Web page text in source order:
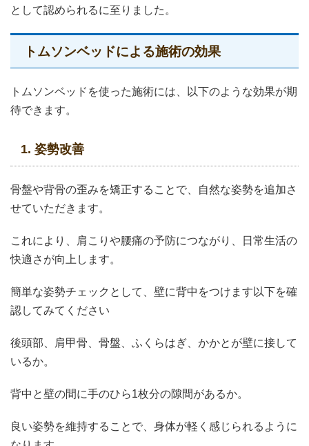
として認められるに至りました。
トムソンベッドによる施術の効果
トムソンベッドを使った施術には、以下のような効果が期
待できます。
1. 姿勢改善
骨盤や背骨の歪みを矯正することで、自然な姿勢を追加さ
せていただきます。
これにより、肩こりや腰痛の予防につながり、日常生活の
快適さが向上します。
簡単な姿勢チェックとして、壁に背中をつけます以下を確
認してみてください
後頭部、肩甲骨、骨盤、ふくらはぎ、かかとが壁に接して
いるか。
背中と壁の間に手のひら1枚分の隙間があるか。
良い姿勢を維持することで、身体が軽く感じられるように